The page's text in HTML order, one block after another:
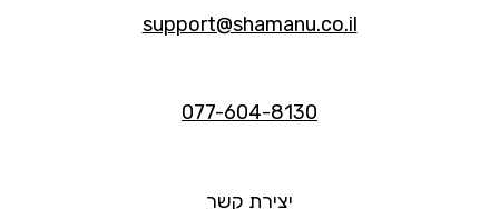
support@shamanu.co.il
077-604-8130
יצירת קשר